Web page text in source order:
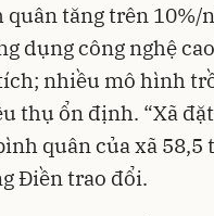
tăng trên 10%/
dụng công nghệ
nhiều mô hình
thụ ổn định. “Xã
quân của xã 58,5
Điền trao đổi.